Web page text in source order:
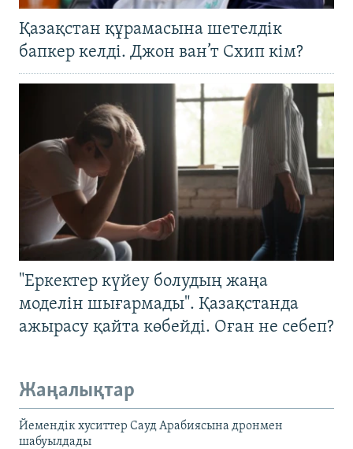
Қазақстан құрамасына шетелдік
бапкер келді. Джон ван’т Схип кім?
"Еркектер күйеу болудың жаңа
моделін шығармады". Қазақстанда
ажырасу қайта көбейді. Оған не себеп?
Жаңалықтар
Йемендік хуситтер Сауд Арабиясына дронмен
шабуылдады